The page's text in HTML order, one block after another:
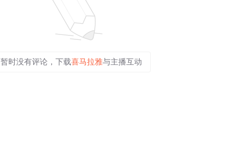
暂时没有评论，下载喜马拉雅与主播互动